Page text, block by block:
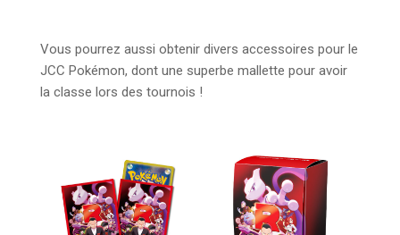
Vous pourrez aussi obtenir divers accessoires pour le
JCC Pokémon, dont une superbe mallette pour avoir
la classe lors des tournois !